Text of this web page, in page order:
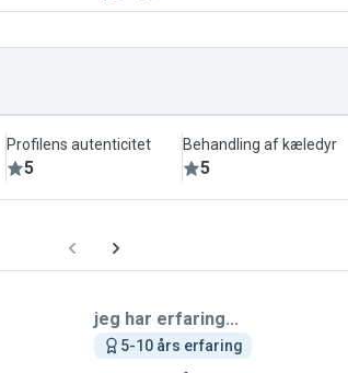
Profilens autenticitet
5
Behandling af kæledyr
5
jeg har erfaring...
5-10 års erfaring